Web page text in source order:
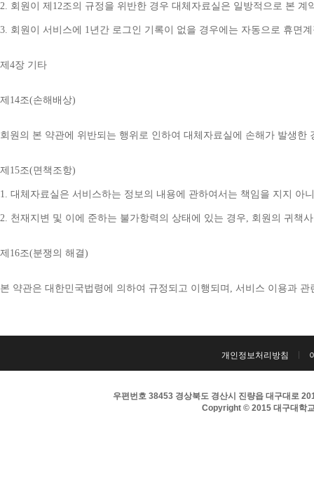
2. 회원이 제 12조의 규정을 위반한 경우 대체자료실은 일방적으로 본 계
3. 회원이 서비스에 1년간 로그인 기록이 없을 경우에는 자동으로 휴면
제 4장 기타
제 14조(손해배상)
회원의 본 약관에 위반되는 행위로 인하여 대체자료실에 손해가 발생한
제 15조(면책조항)
1. 대체자료실은 서비스하는 정보의 내용에 관하여서는 책임을 지지 아
2. 천재지변 및 이에 준하는 불가항력의 상태에 있는 경우, 회원의 귀책
제 16조(분쟁의 해결)
본 약관은 대한민국법령에 의하여 규정되고 이행되며 , 서비스 이용과 관
개인정보처리방침
우편번호 38453 경상북도 경산시 진량읍 대구대로
Copyright © 2015 대구대학